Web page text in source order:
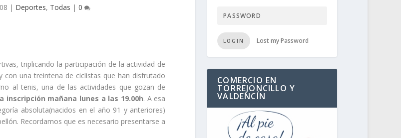
| Deportes, Todas |0
triplicando la participación de la actividad de
una treintena de ciclistas que han disfrutado
al tenis, una de las actividades que gozan de
inscripción mañana lunes a las 19.00h. A esa
absoluta(nacidos en el año 91 y anteriores)
Recordamos que es necesario presentarse a
LOGIN Lost my Password
COMERCIO EN
TORREJONCILLO Y
VALDENCÍN